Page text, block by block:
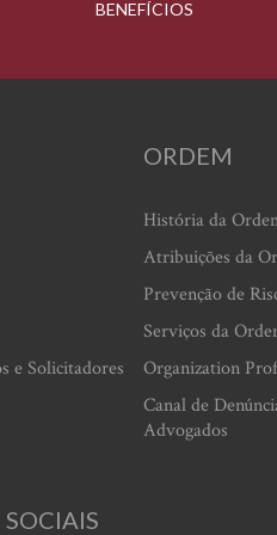
BENEFÍCIOS
e Solicitadores
ORDEM
História da
Atribuições da
Prevenção de
Serviços da
Organization
Canal de
Advogados